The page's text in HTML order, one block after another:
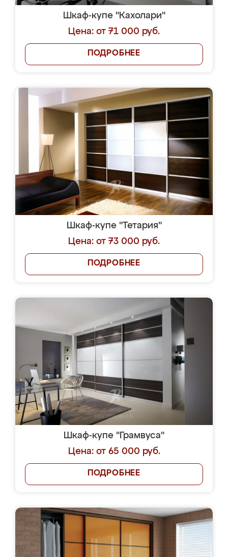
Шкаф-купе "Кахолари"
Цена: от 71 000 руб.
ПОДРОБНЕЕ
Шкаф-купе "Тетария"
Цена: от 73 000 руб.
ПОДРОБНЕЕ
Шкаф-купе "Грамвуса"
Цена: от 65 000 руб.
ПОДРОБНЕЕ